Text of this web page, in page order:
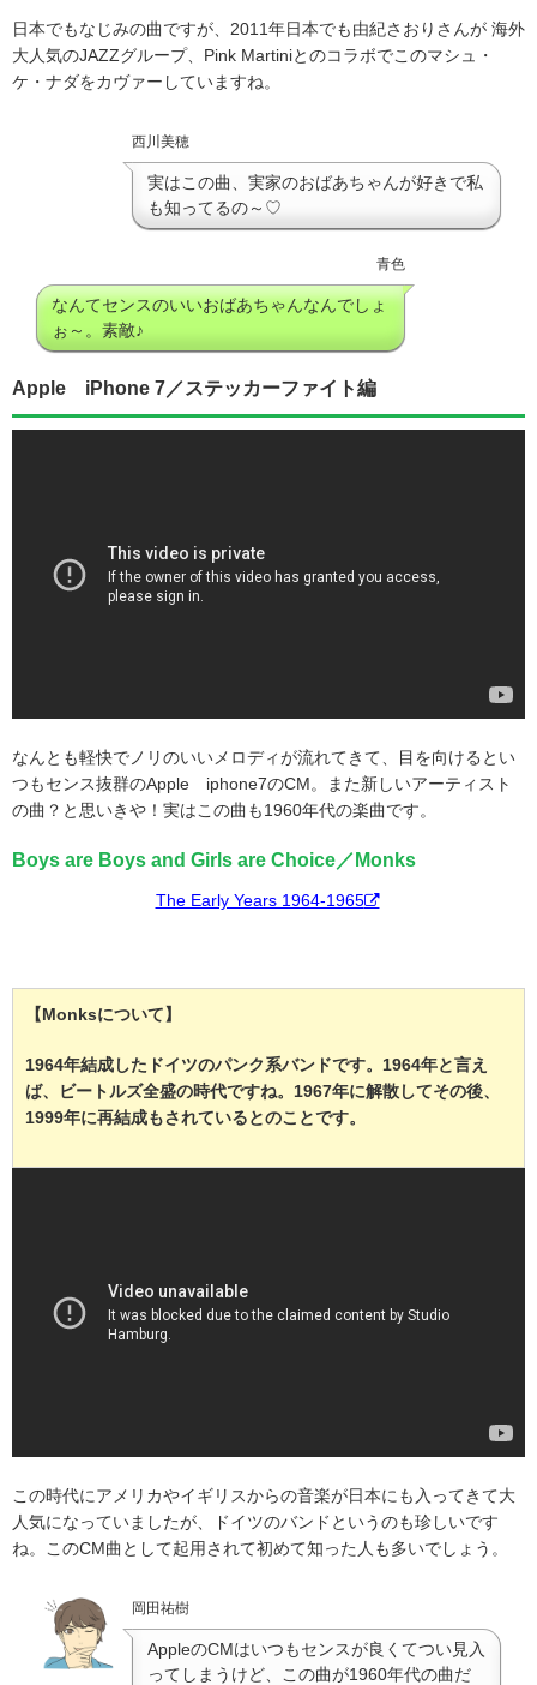
日本でもなじみの曲ですが、2011年日本でも由紀さおりさんが 海外
大人気のJAZZグループ、Pink Martiniとのコラボでこのマシュ・
ケ・ナダをカヴァーしていますね。
西川美穂
実はこの曲、実家のおばあちゃんが好きで私
も知ってるの～♡
青色
なんてセンスのいいおばあちゃんなんでしょ
ぉ～。素敵♪
Apple iPhone 7／ステッカーファイト編
なんとも軽快でノリのいいメロディが流れてきて、目を向けるとい
つもセンス抜群のApple iphone7のCM。また新しいアーティスト
の曲？と思いきや！実はこの曲も1960年代の楽曲です。
Boys are Boys and Girls are Choice／Monks
The Early Years 1964-1965
【Monksについて】
1964年結成したドイツのパンク系バンドです。1964年と言え
ば、ビートルズ全盛の時代ですね。1967年に解散してその後、
1999年に再結成もされているとのことです。
この時代にアメリカやイギリスからの音楽が日本にも入ってきて大
人気になっていましたが、ドイツのバンドというのも珍しいです
ね。このCM曲として起用されて初めて知った人も多いでしょう。
岡田祐樹
AppleのCMはいつもセンスが良くてつい見入
ってしまうけど、この曲が1960年代の曲だ